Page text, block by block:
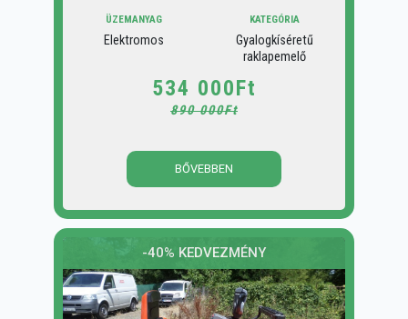
ÜZEMANYAG
Elektromos
KATEGÓRIA
Gyalogkíséretű
raklapemelő
534 000Ft
890 000Ft
BŐVEBBEN
-40% KEDVEZMÉNY